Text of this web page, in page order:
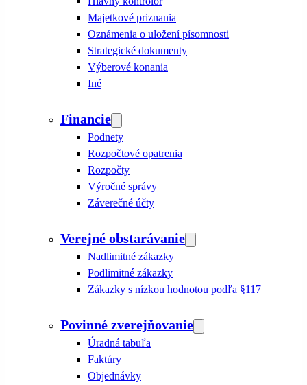
Majetkové priznania
Oznámenia o uložení písomnosti
Strategické dokumenty
Výberové konania
Iné
Financie
Podnety
Rozpočtové opatrenia
Rozpočty
Výročné správy
Záverečné účty
Verejné obstarávanie
Nadlimitné zákazky
Podlimitné zákazky
Zákazky s nízkou hodnotou podľa §117
Povinné zverejňovanie
Úradná tabuľa
Faktúry
Objednávky